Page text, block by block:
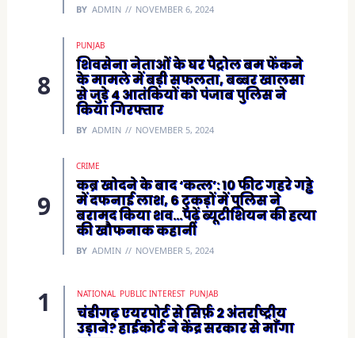
BY ADMIN NOVEMBER 6, 2024
PUNJAB
शिवसेना नेताओं के घर पैट्रोल बम फेंकने
के मामले में बड़ी सफलता, बब्बर खालसा
से जुड़े 4 आतंकियों को पंजाब पुलिस ने
किया गिरफ्तार
BY ADMIN NOVEMBER 5, 2024
CRIME
कब्र खोदने के बाद ‘कत्ल’: 10 फीट गहरे गड्ढे
में दफनाई लाश, 6 टुकड़ों में पुलिस ने
बरामद किया शव…पढ़ें ब्यूटीशियन की हत्या
की खौफनाक कहानी
BY ADMIN NOVEMBER 5, 2024
NATIONAL PUBLIC INTEREST PUNJAB
चंडीगढ़ एयरपोर्ट से सिर्फ़ 2 अंतर्राष्ट्रीय
उड़ाने? हाईकोर्ट ने केंद्र सरकार से माँगा